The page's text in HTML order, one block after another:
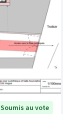
Soumis au vote